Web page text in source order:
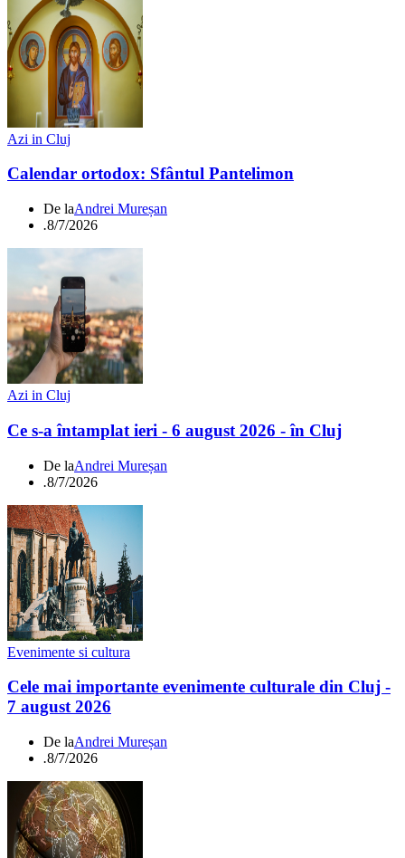
Azi in Cluj
Calendar ortodox: Sfântul Pantelimon
De laAndrei Mureșan
.8/7/2026
Azi in Cluj
Ce s-a întamplat ieri - 6 august 2026 - în Cluj
De laAndrei Mureșan
.8/7/2026
Evenimente si cultura
Cele mai importante evenimente culturale din Cluj -
7 august 2026
De laAndrei Mureșan
.8/7/2026